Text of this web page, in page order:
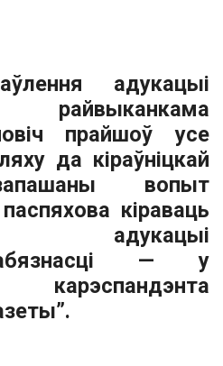
адукацыі
райвыканкама
прайшоў усе
да кіраўніцкай
вопыт
кіраваць
— у